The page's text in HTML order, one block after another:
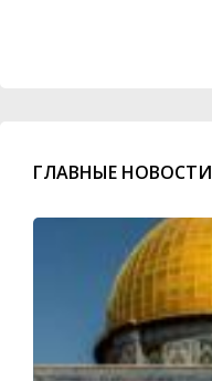
ГЛАВНЫЕ НОВОСТИ